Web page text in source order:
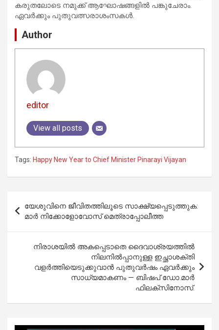
കരുതലോടെ നമുക്ക് ആഘോഷങ്ങളിൽ പങ്കുചേരാം.
ഏവർക്കും പുതുവത്സരാശംസകൾ.
Author
editor
View all posts
Tags: Happy New Year to Chief Minister Pinarayi Vijayan
navigation
യേശുവിനെ ജീവിതത്തിലൂടെ സാക്ഷ്യപ്പെടുത്തുക:
മാർ നിക്കോളോവോസ് മെത്രാപ്പോലീത്ത
നിരാശയിൽ അകപ്പെടാതെ ദൈവാശ്രയത്തിൽ
നിലനിൽപ്പാനുള്ള ഇച്ഛാശക്തി
വളർത്തിയെടുക്കുവാൻ പുതുവർഷം ഏവർക്കും
സാധ്യമാകണം — ബിഷപ് ഡോ.മാർ
ഫിലക്സിനോസ്.